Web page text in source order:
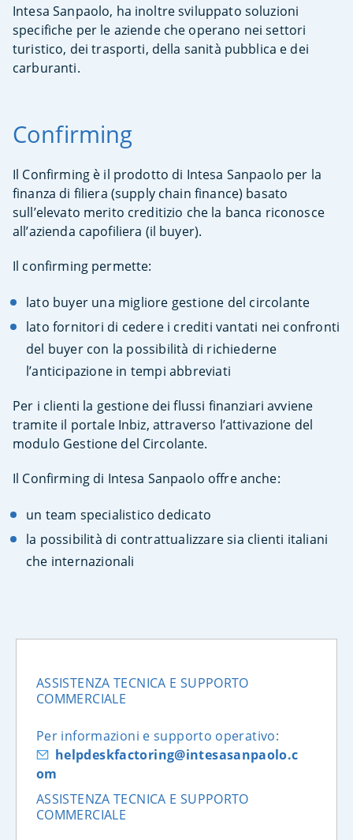
Intesa Sanpaolo, ha inoltre sviluppato soluzioni
specifiche per le aziende che operano nei settori
turistico, dei trasporti, della sanità pubblica e dei
carburanti.
Confirming
Il Confirming è il prodotto di Intesa Sanpaolo per la
finanza di filiera (supply chain finance) basato
sull’elevato merito creditizio che la banca riconosce
all’azienda capofiliera (il buyer).
Il confirming permette:
lato buyer una migliore gestione del circolante
lato fornitori di cedere i crediti vantati nei confronti
del buyer con la possibilità di richiederne
l’anticipazione in tempi abbreviati
Per i clienti la gestione dei flussi finanziari avviene
tramite il portale Inbiz, attraverso l’attivazione del
modulo Gestione del Circolante.
Il Confirming di Intesa Sanpaolo offre anche:
un team specialistico dedicato
la possibilità di contrattualizzare sia clienti italiani
che internazionali
ASSISTENZA TECNICA E SUPPORTO
COMMERCIALE
Per informazioni e supporto operativo:
helpdeskfactoring@intesasanpaolo.c
om
ASSISTENZA TECNICA E SUPPORTO
COMMERCIALE